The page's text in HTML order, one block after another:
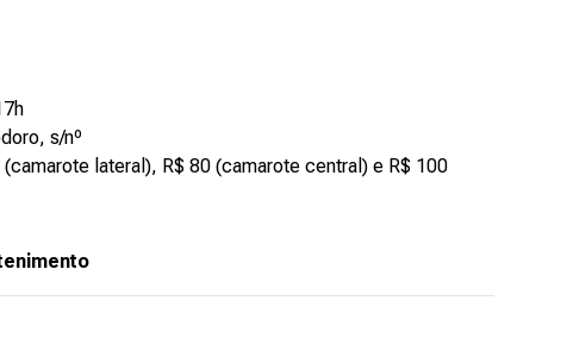
s/nº
lateral), R$ 80 (camarote central) e R$ 100